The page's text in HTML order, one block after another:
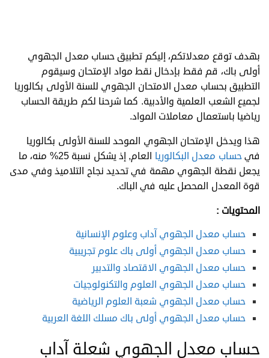
بهدف توقع معدلاتكم، إليكم تطبيق حساب معدل الجهوي
أولى باك، قم فقط بإدخال نقط مواد الإمتحان وسيقوم
التطبيق بحساب معدل الامتحان الجهوي للسنة الأولى بكالوريا
لجميع الشعب العلمية والأدبية. كما شرحنا لكم طريقة الحساب
رياضيا باستعمال معاملات المواد.
هذا ويدخل الإمتحان الجهوي الموحد للسنة الأولى بكالوريا
فيحساب معدل البكالوريا
العام, إذ يشكل نسبة 25% منه، ما
يجعل نقطة الجهوي مهمة في تحديد نجاح التلاميذ وفي مدى
قوة المعدل المحصل عليه في الباك.
المحتويات :
حساب معدل الجهوي آداب وعلوم الإنسانية
حساب معدل الجهوي أولى باك علوم تجريبية
حساب معدل الجهوي الاقتصاد والتدبير
حساب معدل الجهوي العلوم والتكنولوجيات
حساب معدل الجهوي شعبة العلوم الرياضية
حساب معدل الجهوي أولى باك مسلك اللغة العربية
حساب معدل الجهوي شعلة آداب